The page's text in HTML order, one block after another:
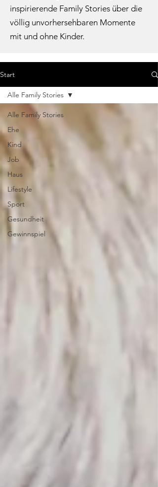
inspirierende Family Stories über die
völlig unvorhersehbaren Momente
mit und ohne Kinder.
Start
Alle Family Stories
Ehe
Kind
Job
Haus
Lifestyle
Sport
Gesundheit
Gewinnspiel
Alle Family Stories